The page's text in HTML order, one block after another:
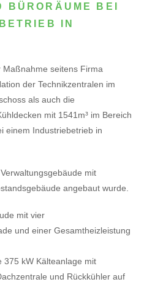
BÜRORÄUME BEI
IN
Maßnahme seitens Firma
der Technikzentralen im
als auch die
mit 1541m³ im Bereich
einem Industriebetrieb in
mit
angebaut wurde.
mit vier
und einer Gesamtheizleistung
375 kW Kälteanlage mit
und Rückkühler auf